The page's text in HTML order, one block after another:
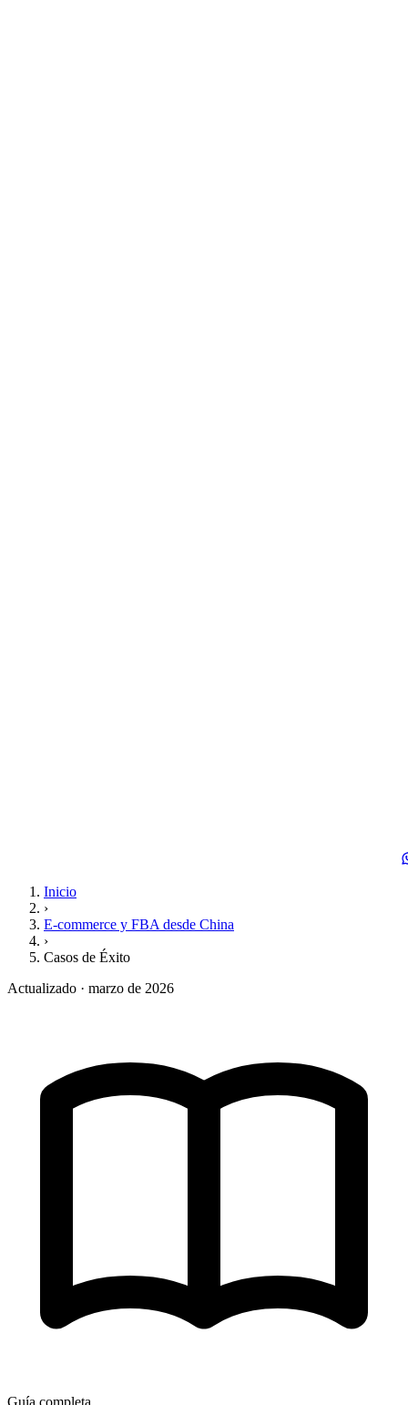
Inicio
›
E-commerce y FBA desde China
›
Casos de Éxito
Actualizado · marzo de 2026
Guía completa